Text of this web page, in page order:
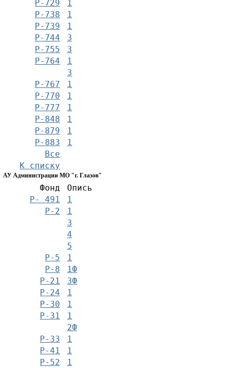
Р-729
1
Р-738
1
Р-739
1
Р-744
3
Р-755
3
Р-764
1
3
Р-767
1
Р-770
1
Р-777
1
Р-848
1
Р-879
1
Р-883
1
Все
К списку
АУ Администрации МО "г. Глазов"
Фонд
Опись
Р- 491
1
Р-2
1
3
4
5
Р-5
Р-8
1
Р-21
1Ф
3Ф
Р-24
1
Р-30
1
Р-31
1
2Ф
Р-33
1
Р-41
1
Р-52
1